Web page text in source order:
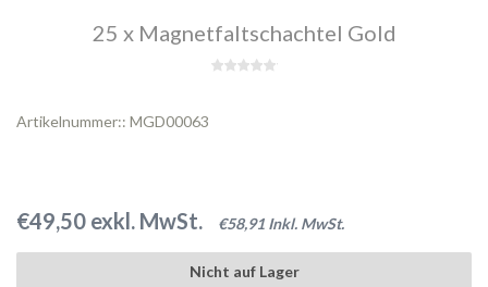
25 x Magnetfaltschachtel Gold
Artikelnummer:: MGD00063
€49,50 exkl. MwSt. €58,91 Inkl. MwSt.
Nicht auf Lager